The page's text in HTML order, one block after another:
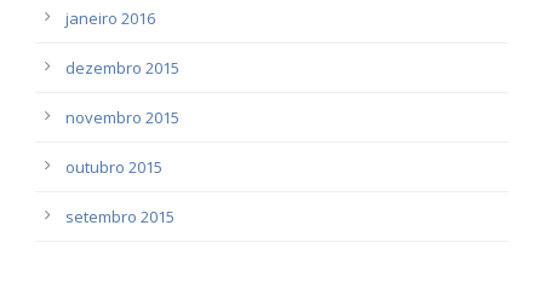
janeiro 2016
dezembro 2015
novembro 2015
outubro 2015
setembro 2015